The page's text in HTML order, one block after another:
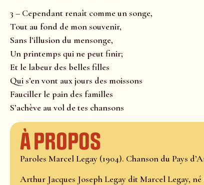
3 – Cependant renaît comme un songe,
Tout au fond de mon souvenir,
Sans l’illusion du mensonge,
Un printemps qui ne peut finir;
Et le labeur des belles filles
Qui s’en vont aux jours des moissons
Fauciller le pain des familles
S’achève au vol de tes chansons
À propos
Paroles Marcel Legay (1904). Chanson du Pays
Arthur Jacques Joseph Legay dit Marcel Legay, né